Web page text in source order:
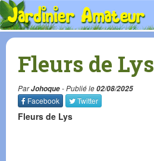
Fleurs de Lys
ParJohoque- Publié le02/08/2025
Facebook
Twitter
Fleurs de Lys